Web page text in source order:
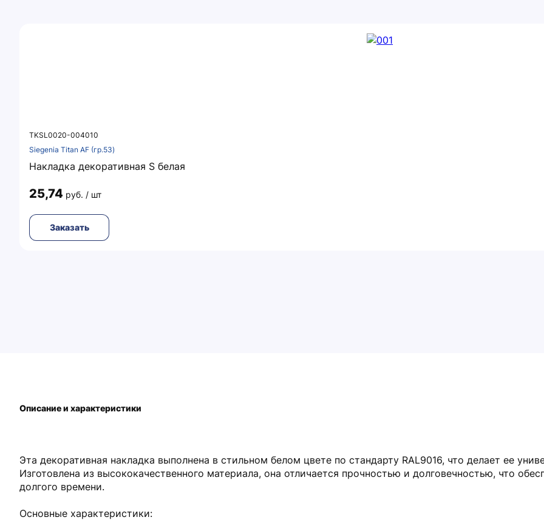
TKSL0020-004010
Siegenia Titan AF (гр.53)
Накладка декоративная S белая
25,74 руб. / шт
Заказать
Эта декоративная накладка выполнена в стильном белом цвете по стандарту RAL9016, что делает ее
Изготовлена из высококачественного материала, она отличается прочностью и долговечностью, что
долгого времени.
Основные характеристики:
Описание и характеристики